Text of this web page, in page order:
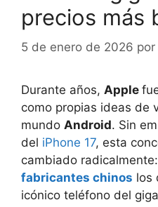
precios más
5 de enero de 2026 por
Durante años, Apple
como propias ideas de
mundo Android. Sin
del iPhone 17, esta
cambiado
fabricantes chinos los
icónico teléfono del